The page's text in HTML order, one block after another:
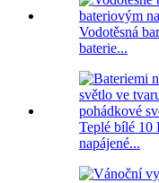
Vodotěsná
baterie...
Teplé bílé 10
napájené...